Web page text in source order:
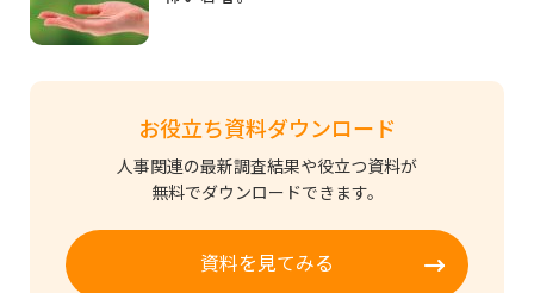
お役立ち資料ダウンロード
人事関連の最新調査結果や役立つ資料が
無料でダウンロードできます。
資料を見てみる